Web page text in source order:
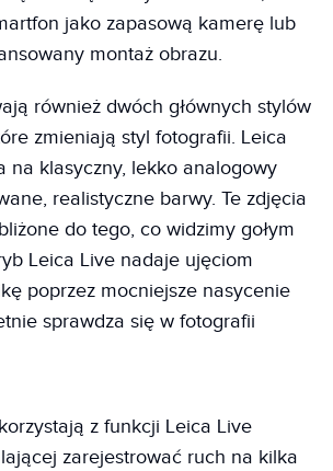
jako zapasową kamerę lub
montaż obrazu.
również dwóch głównych stylów
zmieniają styl fotografii. Leica
na klasyczny, lekko analogowy
realistyczne barwy. Te zdjęcia
do tego, co widzimy gołym
Leica Live nadaje ujęciom
poprzez mocniejsze nasycenie
sprawdza się w fotografii
z funkcji Leica Live
zarejestrować ruch na kilka